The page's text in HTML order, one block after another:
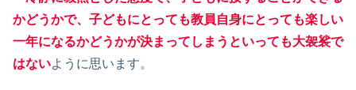
かどうかで、子どもにとっても教員自身にとっても楽しい
一年になるかどうかが決まってしまうといっても大袈裟で
はないように思います。